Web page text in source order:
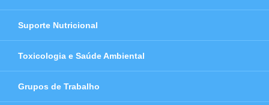
Suporte Nutricional
Toxicologia e Saúde Ambiental
Grupos de Trabalho